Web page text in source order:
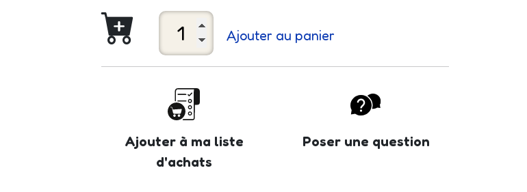
Ajouter au panier
Ajouter à ma liste
d'achats
Poser une question